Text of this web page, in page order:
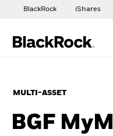
BlackRock iShares
MULTI-ASSET
BGF